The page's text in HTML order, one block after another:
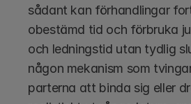
sådant kan förhandlingar
obestämd tid och förbruka
och ledningstid utan tydlig
någon mekanism som
parterna att binda sig eller